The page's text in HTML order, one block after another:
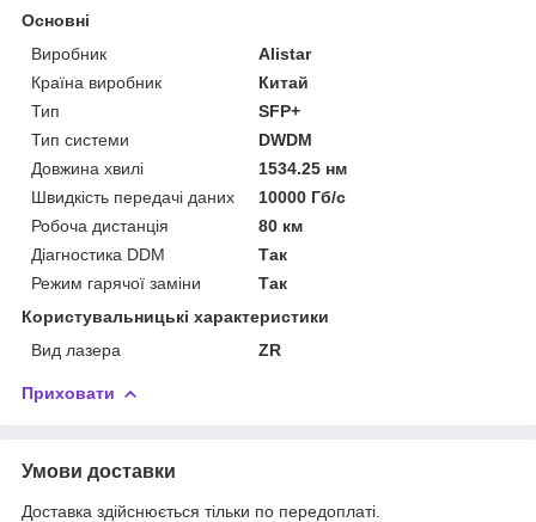
Основні
Виробник
Alistar
Країна виробник
Китай
Тип
SFP+
Тип системи
DWDM
Довжина хвилі
1534.25 нм
Швидкість передачі даних
10000 Гб/с
Робоча дистанція
80 км
Діагностика DDM
Так
Режим гарячої заміни
Так
Користувальницькі характеристики
Вид лазера
ZR
Приховати
Умови доставки
Доставка здійснюється тільки по передоплаті.